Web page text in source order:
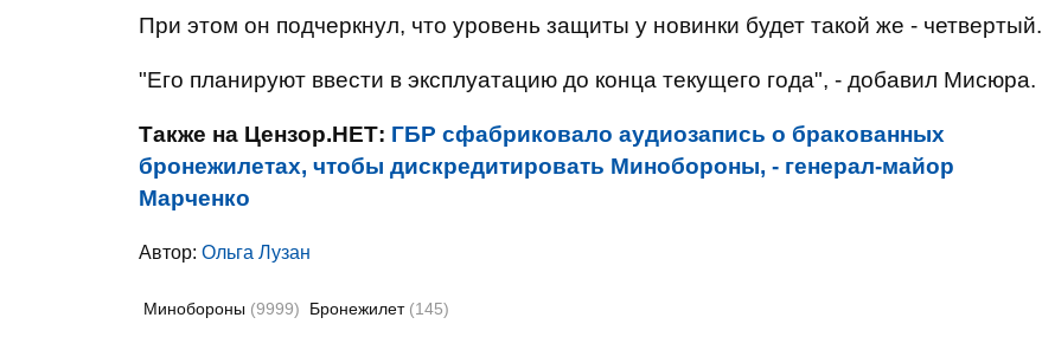
При этом он подчеркнул, что уровень защиты у новинки будет такой же - четвертый.
"Его планируют ввести в эксплуатацию до конца текущего года", - добавил Мисюра.
Также на Цензор.НЕТ: ГБР сфабриковало аудиозапись о бракованных
бронежилетах, чтобы дискредитировать Минобороны, - генерал-майор
Марченко
Автор: Ольга Лузан
Минобороны (9999) Бронежилет (145)